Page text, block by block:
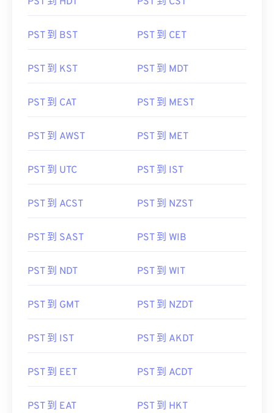
PST 到 BST PST 到 CET
PST 到 KST PST 到 MDT
PST 到 CAT PST 到 MEST
PST 到 AWST PST 到 MET
PST 到 UTC PST 到 IST
PST 到 ACST PST 到 NZST
PST 到 SAST PST 到 WIB
PST 到 NDT PST 到 WIT
PST 到 GMT PST 到 NZDT
PST 到 IST PST 到 AKDT
PST 到 EET PST 到 ACDT
PST 到 EAT PST 到 HKT